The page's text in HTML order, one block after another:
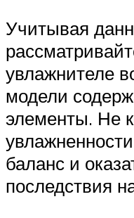
Учитывая
увлажнителе
модели
элементы. Не
баланс и
последствия